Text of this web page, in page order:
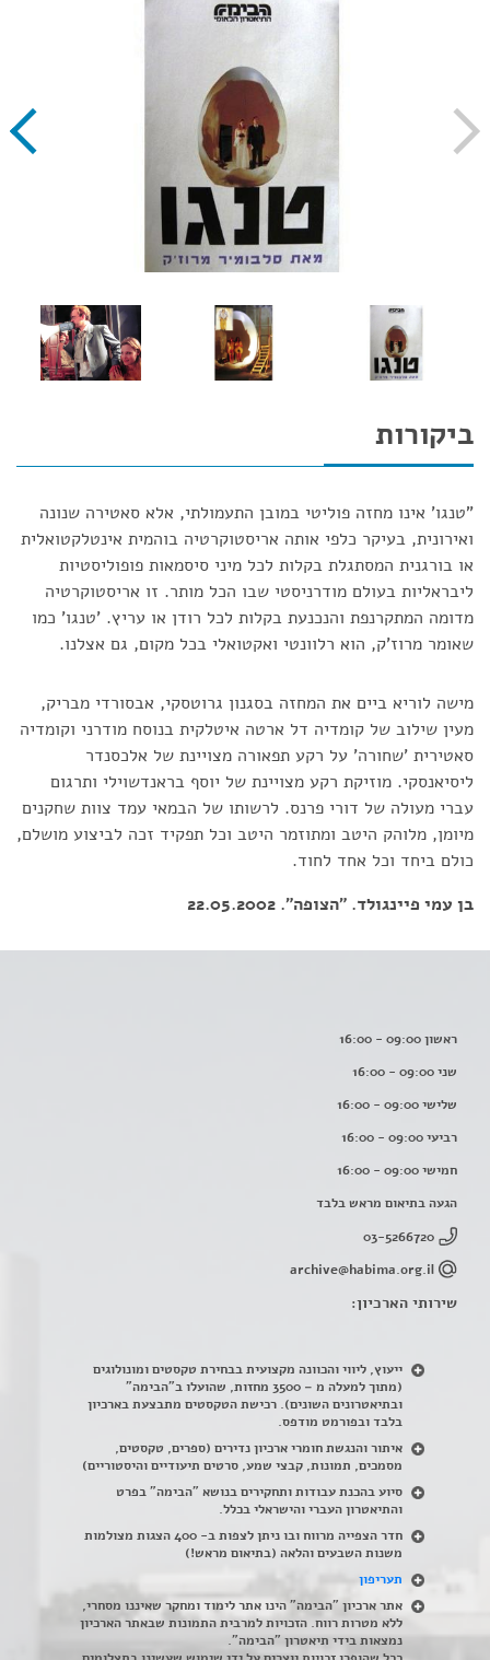
ביקורות
"טנגו' אינו מחזה פוליטי במובן התעמולתי, אלא סאטירה שנונה
ואירונית, בעיקר כלפי אותה אריסטוקרטיה בוהמית אינטלקטואלית
או בורגנית המסתגלת בקלות לכל מיני סיסמאות פופוליסטיות
ליבראליות בעולם מודרניסטי שבו הכל מותר. זו אריסטוקרטיה
מדומה המתקרנפת והנכנעת בקלות לכל רודן או עריץ. 'טנגו' כמו
שאומר מרוז'ק, הוא רלוונטי ואקטואלי בכל מקום, גם אצלנו.
מישה לוריא ביים את המחזה בסגנון גרוטסקי, אבסורדי מבריק,
מעין שילוב של קומדיה דל ארטה איטלקית בנוסח מודרני וקומדיה
סאטירית 'שחורה' על רקע תפאורה מצויינת של אלכסנדר
ליסיאנסקי. מוזיקת רקע מצויינת של יוסף בראנדשוילי ותרגום
עברי מעולה של דורי פרנס. לרשותו של הבמאי עמד צוות שחקנים
מיומן, מלוהק היטב ומתוזמר היטב וכל תפקיד זכה לביצוע מושלם,
כולם ביחד וכל אחד לחוד.
בן עמי פיינגולד. "הצופה". 22.05.2002
ראשון 09:00 - 16:00
שני 09:00 - 16:00
שלישי 09:00 - 16:00
רביעי 09:00 - 16:00
חמישי 09:00 - 16:00
הגעה בתיאום מראש בלבד
03-5266720
archive@habima.org.il
שירותי הארכיון:
ייעוץ, ליווי והכוונה מקצועית בבחירת טקסטים ומונולוגים
(מתוך למעלה מ – 3500 מחזות, שהועלו ב"הבימה"
ובתיאטרונים השונים). רכישת הטקסטים מתבצעת בארכיון
בלבד ובפורמט מודפס.
איתור והנגשת חומרי ארכיון נדירים (ספרים, טקסטים,
מסמכים, תמונות, קבצי שמע, סרטים תיעודיים והיסטוריים)
סיוע בהכנת עבודות ותחקירים בנושא "הבימה" בפרט
והתיאטרון העברי והישראלי בכלל.
חדר הצפייה מרווח ובו ניתן לצפות ב- 400 הצגות מצולמות
משנות השבעים והלאה (בתיאום מראש!)
תעריפון
אתר ארכיון "הבימה" הינו אתר לימוד ומחקר שאיננו מסחרי,
ללא מטרות רווח. הזכויות למרבית התמונות שבאתר הארכיון
נמצאות בידי תיאטרון "הבימה".